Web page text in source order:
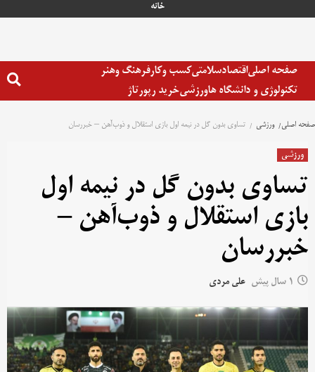
خانه
صفحه اصلیاقتصادسلامتیکسب وکارفرهنگ وهنر
تکنولوژی و دانشگاه هاورزشیخرید رپورتاژ
صفحه اصلی ورزشی تساوی بدون گل در نیمه اول بازی استقلال و ذوب‌آهن – خبررسان
ورزشی
تساوی بدون گل در نیمه اول
بازی استقلال و ذوب‌آهن –
خبررسان
1 سال پیش علی مردی